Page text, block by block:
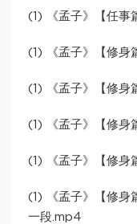
(1) 《孟子》【任事
(1) 《孟子》【修身
(1) 《孟子》【修身
(1) 《孟子》【修身
(1) 《孟子》【修身
(1) 《孟子》【修身
一段.mp4